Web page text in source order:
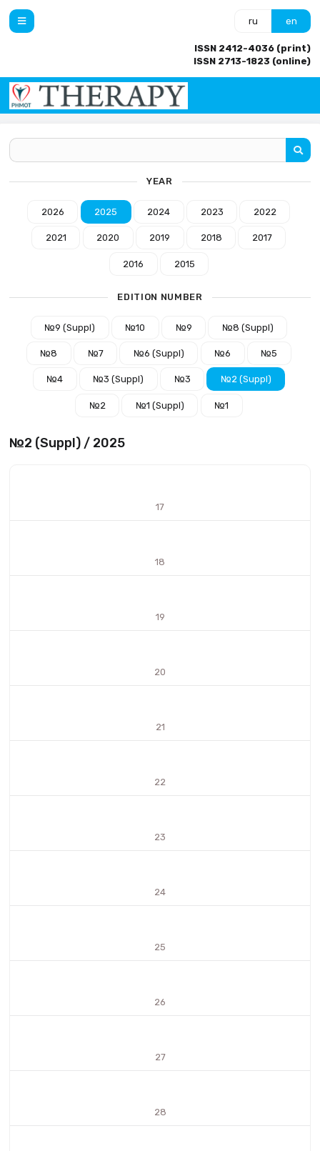
ru en
ISSN 2412-4036 (print)
ISSN 2713-1823 (online)
YEAR
2026 2025 2024 2023 2022
2021 2020 2019 2018 2017
2016 2015
EDITION NUMBER
№9 (Suppl) №10 №9 №8 (Suppl)
№8 №7 №6 (Suppl) №6 №5
№4 №3 (Suppl) №3 №2 (Suppl)
№2 №1 (Suppl) №1
№2 (Suppl) / 2025
17
18
19
20
21
22
23
24
25
26
27
28